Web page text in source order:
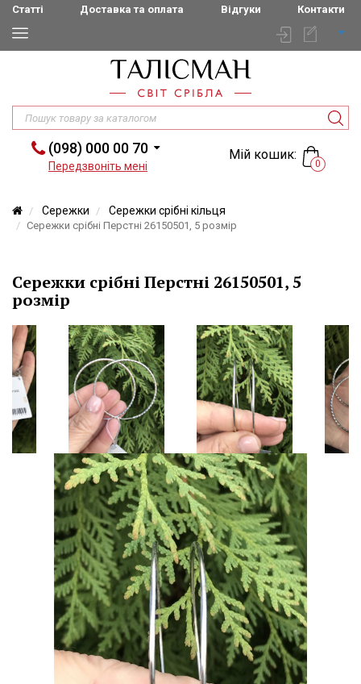
Статті Доставка та оплата Відгуки Контакти
(098) 000 00 70
Передзвоніть мені
Мій кошик:
0
Сережки Сережки срібні кільця
Сережки срібні Перстні 26150501, 5 розмір
Сережки срібні Перстні 26150501, 5
розмір